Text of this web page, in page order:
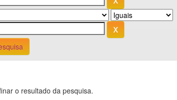
o resultado da pesquisa.